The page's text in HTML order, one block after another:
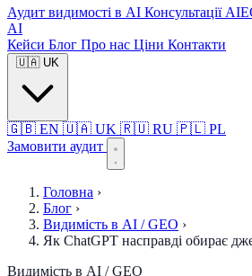
Аудит видимості в AI Консультації
AI
Кейси Блог Про нас Ціни Контакти
🇺🇦 UK
🇬🇧 EN 🇺🇦 UK 🇷🇺 RU 🇵🇱 PL
Замовити аудит
Головна ›
Блог ›
Видимість в AI / GEO ›
Як ChatGPT насправді обирає
Видимість в AI / GEO